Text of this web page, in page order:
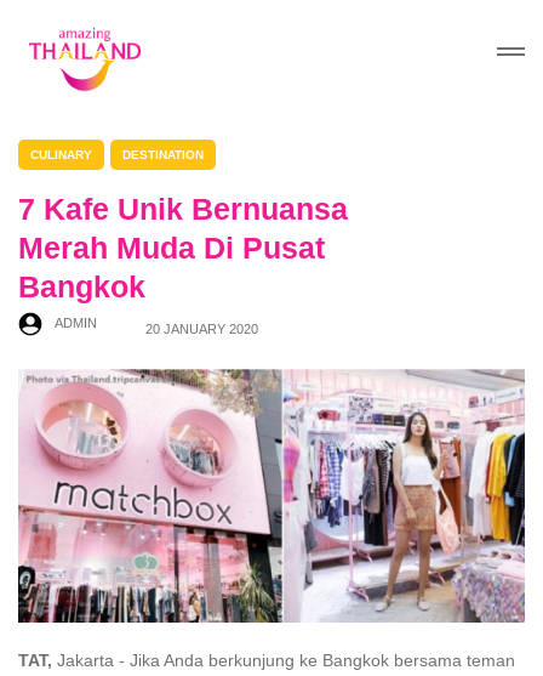
CULINARY DESTINATION
7 Kafe Unik Bernuansa
Merah Muda Di Pusat
Bangkok
ADMIN 20 JANUARY 2020
TAT, Jakarta - Jika Anda berkunjung ke Bangkok bersama teman